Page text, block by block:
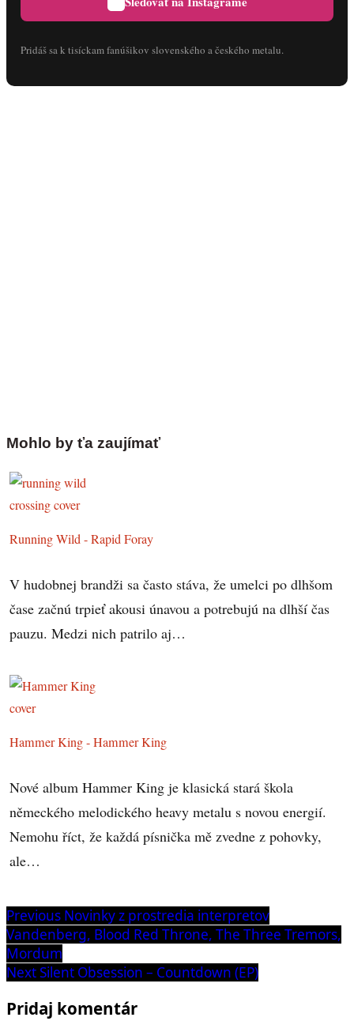
Pridáš sa k tisíckam fanúšikov slovenského a českého metalu.
Mohlo by ťa zaujímať
Running Wild - Rapid Foray
V hudobnej brandži sa často stáva, že umelci po dlhšom
čase začnú trpieť akousi únavou a potrebujú na dlhší čas
pauzu. Medzi nich patrilo aj…
Hammer King - Hammer King
Nové album Hammer King je klasická stará škola
německého melodického heavy metalu s novou energií.
Nemohu říct, že každá písnička mě zvedne z pohovky,
ale…
Navigácia
v
článku
Previous Previous
post:
Novinky z prostredia interpretov
Vandenberg, Blood Red Throne, The Three Tremors,
Mordum
Next Next
Silent Obsession – Countdown (EP)
Pridaj komentár